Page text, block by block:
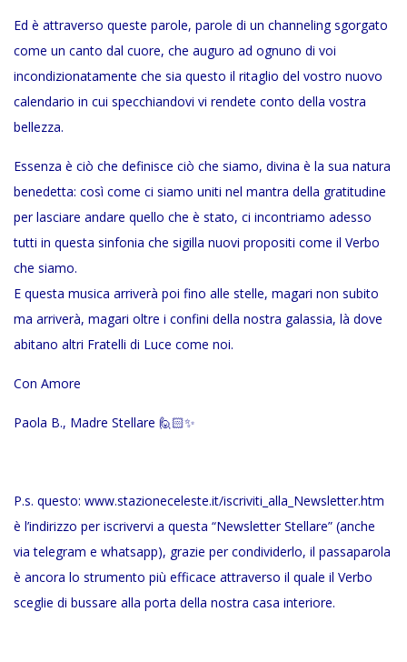
Ed è attraverso queste parole, parole di un channeling sgorgato
come un canto dal cuore, che auguro ad ognuno di voi
incondizionatamente che sia questo il ritaglio del vostro nuovo
calendario in cui specchiandovi vi rendete conto della vostra
bellezza.
Essenza è ciò che definisce ciò che siamo, divina è la sua natura
benedetta: così come ci siamo uniti nel mantra della gratitudine
per lasciare andare quello che è stato, ci incontriamo adesso
tutti in questa sinfonia che sigilla nuovi propositi come il Verbo
che siamo.
E questa musica arriverà poi fino alle stelle, magari non subito
ma arriverà, magari oltre i confini della nostra galassia, là dove
abitano altri Fratelli di Luce come noi.
Con Amore
Paola B., Madre Stellare 🙋🏻✨
P.s. questo: www.stazioneceleste.it/iscriviti_alla_Newsletter.htm
è l’indirizzo per iscrivervi a questa “Newsletter Stellare” (anche
via telegram e whatsapp), grazie per condividerlo, il passaparola
è ancora lo strumento più efficace attraverso il quale il Verbo
sceglie di bussare alla porta della nostra casa interiore.